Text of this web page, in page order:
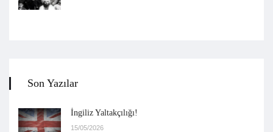
Son Yazılar
İngiliz Yaltakçılığı!
15/05/2026